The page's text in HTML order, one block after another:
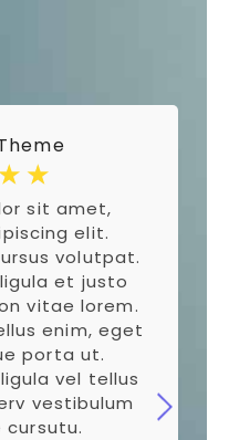
☆ ☆
sit amet,
elit.
volutpat.
et justo
vitae lorem.
enim, eget
porta ut.
vel tellus
vestibulum